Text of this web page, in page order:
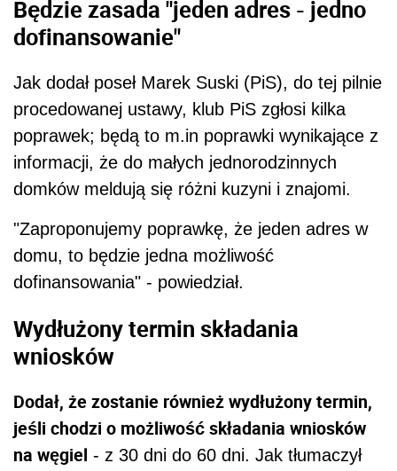
Będzie zasada "jeden adres - jedno
dofinansowanie"
Jak dodał poseł Marek Suski (PiS), do tej pilnie
procedowanej ustawy, klub PiS zgłosi kilka
poprawek; będą to m.in poprawki wynikające z
informacji, że do małych jednorodzinnych
domków meldują się różni kuzyni i znajomi.
"Zaproponujemy poprawkę, że jeden adres w
domu, to będzie jedna możliwość
dofinansowania" - powiedział.
Wydłużony termin składania
wniosków
Dodał, że zostanie również wydłużony termin,
jeśli chodzi o możliwość składania wniosków
na węgiel - z 30 dni do 60 dni. Jak tłumaczył